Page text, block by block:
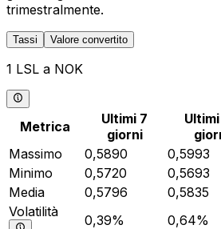
trimestralmente.
Tassi Valore convertito
1 LSL a NOK
Metrica
Ultimi 7
giorni
Massimo
0,5890 0,5993
Minimo
0,5720 0,5693
Media
0,5796 0,5835
Volatilità
0,39% 0,64%